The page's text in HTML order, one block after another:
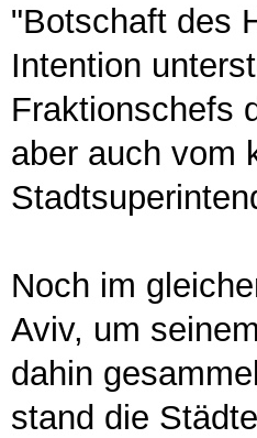
"Botschaft des
Intention
Fraktionschefs
aber auch vom
Noch im
Aviv, um
dahin
stand die